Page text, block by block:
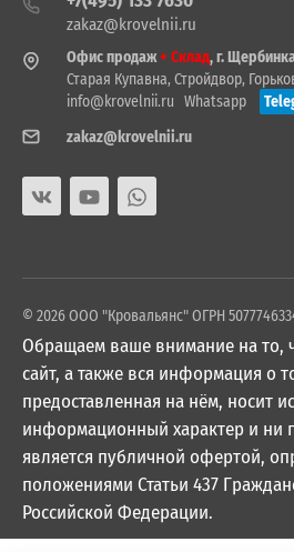
zakaz@krovelnii.ru
Офис продаж+ Склад, г.
Старая Купавна, Стройдвор,
info@krovelnii.ru Whatsapp
zakaz@krovelnii.ru
© 2026 ООО "Кровальянс" ОГРН
Обращаем ваше внимание на то,
сайт, а также вся информация о
предоставленная на нём, носит
информационный характер и ни
является публичной офертой,
положениями Статьи 437
Российской Федерации.